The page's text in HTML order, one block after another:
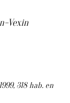
Vexin
318 hab. en